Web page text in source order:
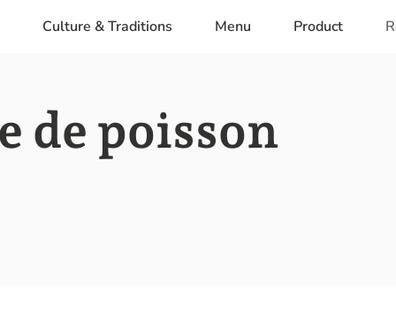
Culture & Traditions Menu Product
de poisson